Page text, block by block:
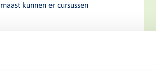
kunnen er cursussen
onze producten. Om